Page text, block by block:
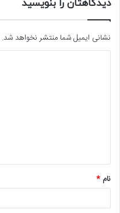
دیدگاهتان را بنویسید
نشانی ایمیل شما منتشر نخواهد شد.
*
نام *